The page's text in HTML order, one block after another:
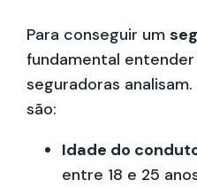
Para conseguir um
fundamental
seguradoras
são:
Idade do
entre 18 e 25